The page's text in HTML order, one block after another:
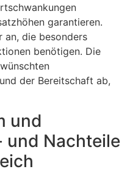
garantieren.
an, die besonders
benötigen. Die
der Bereitschaft ab,
und
und Nachteile